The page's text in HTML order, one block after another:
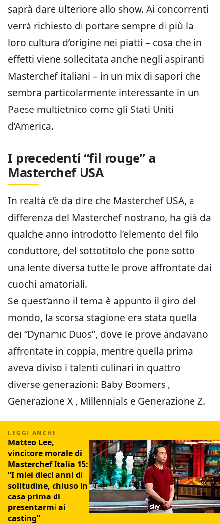
saprà dare ulteriore allo show. Ai concorrenti
verrà richiesto di portare sempre di più la
loro cultura d’origine nei piatti – cosa che in
effetti viene sollecitata anche negli aspiranti
Masterchef italiani – in un mix di sapori che
sembra particolarmente interessante in un
Paese multietnico come gli Stati Uniti
d’America.
I precedenti “fil rouge” a
Masterchef USA
In realtà c’è da dire che Masterchef USA, a
differenza del Masterchef nostrano, ha già da
qualche anno introdotto l’elemento del filo
conduttore, del sottotitolo che pone sotto
una lente diversa tutte le prove affrontate dai
cuochi amatoriali.
Se quest’anno il tema è appunto il giro del
mondo, la scorsa stagione era stata quella
dei “Dynamic Duos”, dove le prove andavano
affrontate in coppia, mentre quella prima
aveva diviso i talenti culinari in quattro
diverse generazioni: Baby Boomers ,
Generazione X , Millennials e Generazione Z.
Matteo Lee,
vincitore morale di
Masterchef Italia 15:
“I miei dieci anni di
solitudine, chiuso in
casa prima di
presentarmi ai
casting”